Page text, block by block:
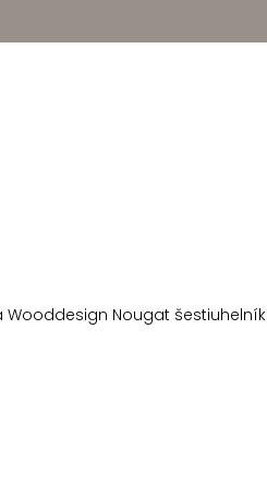
Wooddesign Nougat šestiuhelník